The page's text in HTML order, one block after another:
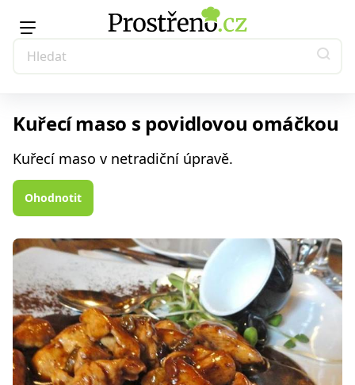
Kuřecí maso s povidlovou omáčkou
Kuřecí maso v netradiční úpravě.
Ohodnotit